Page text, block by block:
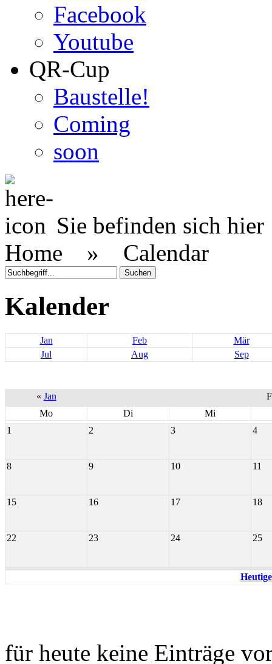
Facebook
Youtube
QR-Cup
Baustelle!
Coming
soon
Sie befinden sich hier
Home » Calendar
Kalender
Jan Feb
Mär
Jul
Aug Sep
« Jan
Mo
Di
Mi
1
2 3 4
8 9 10 11
15 16 17 18
22 23 24 25
für heute keine Einträge